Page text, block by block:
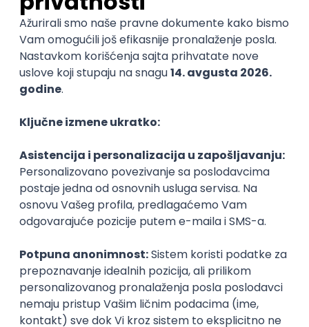
Senior Full Stack Developer (Java,
Angular)
Miratech
Remote
29.08.2026.
Spring
RDBMS
Microservices Kafka
Senior Java Developer
Miratech
Remote
22.08.2026.
Spring SOAP Java Maven Hibernate
Docker
Microservices
Kafka Kubernetes Senior
Senior Java Developer
Miratech
Remote